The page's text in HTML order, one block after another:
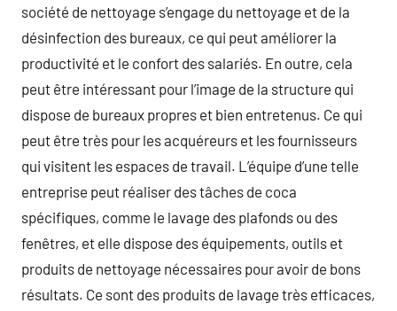
société de nettoyage s’engage du nettoyage et de la
désinfection des bureaux, ce qui peut améliorer la
productivité et le confort des salariés. En outre, cela
peut être intéressant pour l’image de la structure qui
dispose de bureaux propres et bien entretenus. Ce qui
peut être très pour les acquéreurs et les fournisseurs
qui visitent les espaces de travail. L’équipe d’une telle
entreprise peut réaliser des tâches de coca
spécifiques, comme le lavage des plafonds ou des
fenêtres, et elle dispose des équipements, outils et
produits de nettoyage nécessaires pour avoir de bons
résultats. Ce sont des produits de lavage très efficaces,